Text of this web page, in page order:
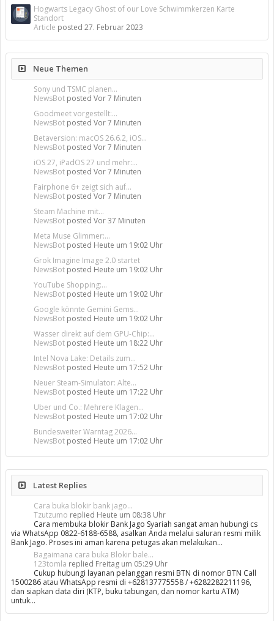
Hogwarts Legacy Ghost of our Love Schwimmkerzen Karte
Standort
Article posted 27. Februar 2023
Neue Themen
Sony und TSMC planen...
NewsBot posted Vor 7 Minuten
Goodmeet vorgestellt:...
NewsBot posted Vor 7 Minuten
Betaversion: macOS 26.6.2, iOS...
NewsBot posted Vor 7 Minuten
iOS 27, iPadOS 27 und mehr:...
NewsBot posted Vor 7 Minuten
Fairphone 6+ zeigt sich auf...
NewsBot posted Vor 7 Minuten
Steam Machine mit...
NewsBot posted Vor 37 Minuten
Meta Muse Glimmer:...
NewsBot posted Heute um 19:02 Uhr
Grok Imagine Image 2.0 startet
NewsBot posted Heute um 19:02 Uhr
YouTube Shopping:...
NewsBot posted Heute um 19:02 Uhr
Google könnte Gemini Gems...
NewsBot posted Heute um 19:02 Uhr
Wasser direkt auf dem GPU-Chip:...
NewsBot posted Heute um 18:22 Uhr
Intel Nova Lake: Details zum...
NewsBot posted Heute um 17:52 Uhr
Neuer Steam-Simulator: Alte...
NewsBot posted Heute um 17:22 Uhr
Uber und Co.: Mehrere Klagen...
NewsBot posted Heute um 17:02 Uhr
Bundesweiter Warntag 2026...
NewsBot posted Heute um 17:02 Uhr
Latest Replies
Cara buka blokir bank jago...
Tzutzumo replied Heute um 08:38 Uhr
Cara membuka blokir Bank Jago Syariah sangat aman hubungi cs
via WhatsApp 0822-6188-6588, asalkan Anda melalui saluran resmi milik
Bank Jago. Proses ini aman karena petugas akan melakukan…
Bagaimana cara buka Blokir bale...
123tomla replied Freitag um 05:29 Uhr
Cukup hubungi layanan pelanggan resmi BTN di nomor BTN Call
1500286 atau WhatsApp resmi di +628137775558 / +6282282211196,
dan siapkan data diri (KTP, buku tabungan, dan nomor kartu ATM)
untuk…